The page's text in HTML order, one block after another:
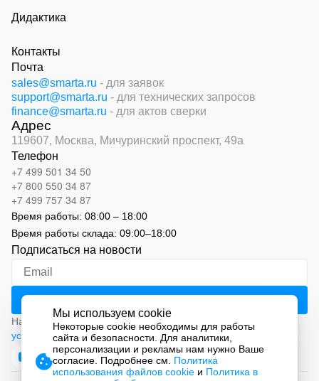
Дидактика
Контакты
Почта
sales@smarta.ru - для заявок
support@smarta.ru - для технических запросов
finance@smarta.ru - для актов сверки
Адрес
119607, Москва, Мичуринский проспект, 49а
Телефон
+7 499 501 34 50
+7 800 550 34 87
+7 499 757 34 87
Время работы: 08:00 – 18:00
Время работы склада: 09:00–18:00
Подписаться на новости
Нажимая на кнопку «Подписаться», вы соглашаетесь с
условиями обработки персональных данных
Мы используем cookie
Некоторые cookie необходимы для работы
сайта и безопасности. Для аналитики,
персонализации и рекламы нам нужно Ваше
согласие. Подробнее см. Политика
использования файлов cookie и Политика в